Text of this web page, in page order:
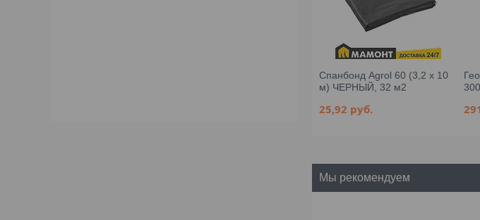
Спанбонд Agrol 60 (3,2 х 10
м) ЧЕРНЫЙ, 32 м2
25,92 руб. 291
Мы рекомендуем